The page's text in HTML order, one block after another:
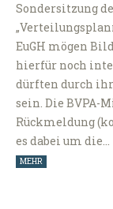
Sondersitzung
EuGH mögen
hierfür noch
dürften durch
sein. Die BVPA-
Rückmeldung
es dabei um die…
MEHR